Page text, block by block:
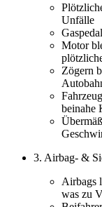
Unfälle
Motor
Zögern
beinahe
3. Airbag- &
Airbags
was zu